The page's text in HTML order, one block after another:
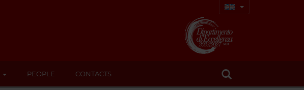
PEOPLE CONTACTS